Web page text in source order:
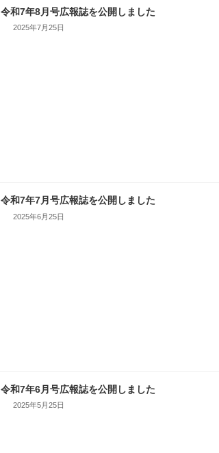
令和7年8月号広報誌を公開しました
2025年7月25日
令和7年7月号広報誌を公開しました
2025年6月25日
令和7年6月号広報誌を公開しました
2025年5月25日